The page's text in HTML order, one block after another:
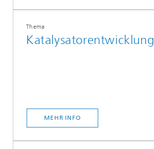
Thema
Katalysatorentwicklung
MEHR INFO